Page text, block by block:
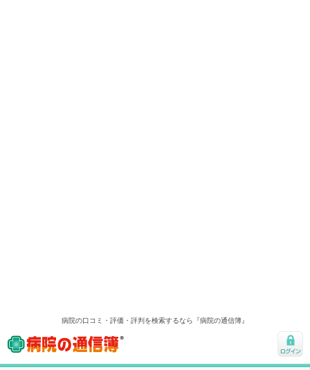
病院の口コミ・評価・評判を検索するなら『病院の通信簿』
病院の通信簿
ログ